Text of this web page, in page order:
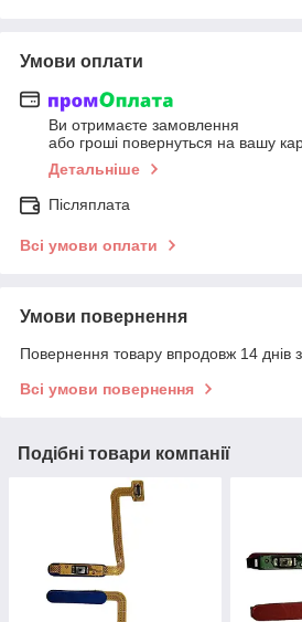
Умови оплати
Ви отримаєте замовлення
або гроші повернуться на вашу
Детальніше
Післяплата
Всі умови оплати
Умови повернення
Повернення товару впродовж 14 днів
Всі умови повернення
Подібні товари компанії